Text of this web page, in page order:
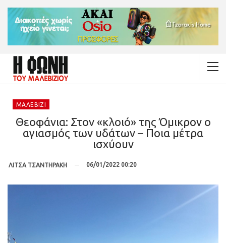
ΜΑΛΕΒΊΖΙ
Θεοφάνια: Στον «κλοιό» της Όμικρον ο
αγιασμός των υδάτων – Ποια μέτρα
ισχύουν
ΛΙΤΣΑ ΤΣΑΝΤΗΡΑΚΗ 06/01/2022 00:20